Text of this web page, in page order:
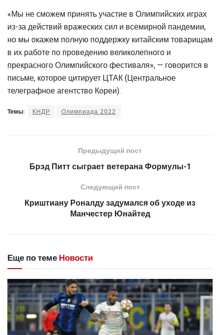
«Мы не сможем принять участие в Олимпийских играх
из-за действий вражеских сил и всемирной пандемии,
но мы окажем полную поддержку китайским товарищам
в их работе по проведению великолепного и
прекрасного Олимпийского фестиваля», — говорится в
письме, которое цитирует ЦТАК (Центральное
телеграфное агентство Кореи).
Темы: КНДР Олимпиада 2022
Предыдущий пост
Брэд Питт сыграет ветерана Формулы-1
Следующий пост
Криштиану Роналду задумался об уходе из
Манчестер Юнайтед
Еще по теме Новости